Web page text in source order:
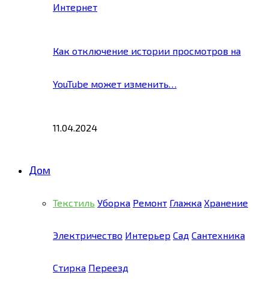
Интернет
Как отключение истории просмотров на
YouTube может изменить…
11.04.2024
Дом
Текстиль Уборка Ремонт Глажка Хранение
Электричество Интерьер Сад Сантехника
Стирка Переезд